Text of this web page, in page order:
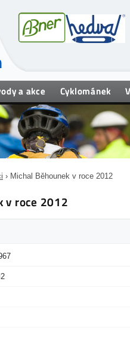
a akce Cyklománek
› Michal Běhounek v roce 2012
v roce 2012